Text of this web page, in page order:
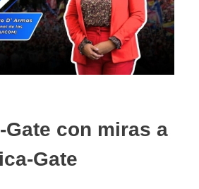
Gate con miras a
Gate